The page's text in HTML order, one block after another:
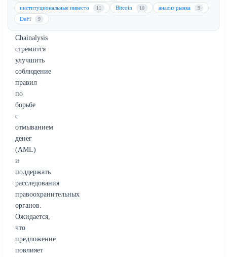
Устанавливая
единые
протоколы,
Chainalysis
стремится
улучшить
соблюдение
правил
по
борьбе
с
отмыванием
денег
(AML)
и
поддержать
расследования
правоохранительных
органов.
Ожидается,
что
предложение
повлияет
институциональные инвесто 11 Bitcoin 10 анализ рынка 9
DeFi 9